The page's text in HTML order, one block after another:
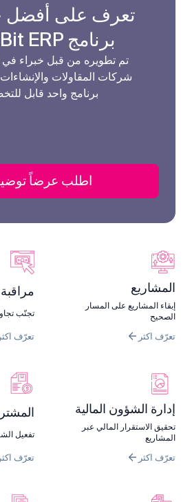
تعرف على
برنامج FirstBit ERP
تم تطويره من قبل خبراء في
شركات المقاولات
برنامج واحد قابل
اطلب عرضاً
تجنّب
تعرّف اكثر
المشاريع
إبقاء المشاريع على المسار
الصحيح
تعرّف اكثر
تفعيل
تعرّف اكثر
إدارة الشؤون المالية
تحقيق الاستقرار المالي عبر
المشاريع
تعرّف اكثر